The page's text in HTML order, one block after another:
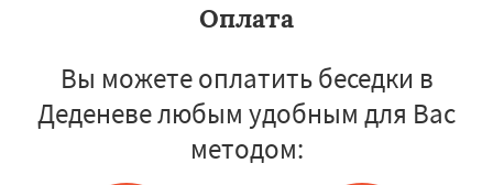
Оплата
Вы можете оплатить беседки в
Деденеве любым удобным для Вас
методом: